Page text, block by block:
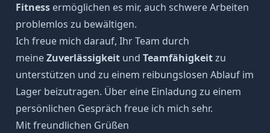
Fitnessermöglichen es mir, auch schwere Arbeiten
problemlos zu bewältigen.
Ich freue mich darauf, Ihr Team durch
meineZuverlässigkeitund Teamfähigkeitzu
unterstützen und zu einem reibungslosen Ablauf im
Lager beizutragen. Über eine Einladung zu einem
persönlichen Gespräch freue ich mich sehr.
Mit freundlichen Grüßen